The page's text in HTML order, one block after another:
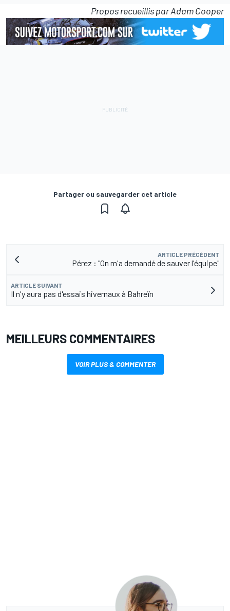
Propos recueillis par Adam Cooper
Partager ou sauvegarder cet article
ARTICLE PRÉCÉDENT
Pérez : "On m'a demandé de sauver l'équipe"
ARTICLE SUIVANT
Il n'y aura pas d'essais hivernaux à Bahreïn
MEILLEURS COMMENTAIRES
VOIR PLUS & COMMENTER